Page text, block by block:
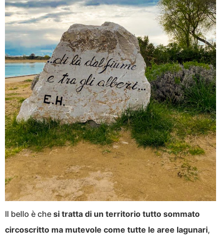
Il bello è che si tratta di un territorio tutto sommato
circoscritto ma mutevole come tutte le aree lagunari,